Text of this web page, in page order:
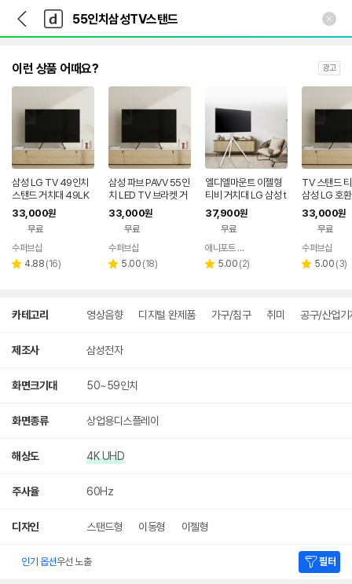
다
나
와
가
다
와
인
이런 상품 어때요? 광고
삼성 LG TV 49인치
스탠드 거치대 49LK
5700 49UM6900
49LB5550 49LB6
270 49UH6880 4
9UH93 호환제품 21
L
33,000원
무료
페이
수퍼브샵
별 4.88 리
(16)
삼성 파브 PAVV 55인
치 LED TV 브라켓 거
실장 스탠드 UN55C
9000SF UN55C70
00WF UN55C690
0VF UN55C6620U
F UN55C6500VF
호환제품
33,000원
무료
페이
수퍼브샵
별 5.00 리
(18)
엘디엘마운트 이젤형
티비 거치대 LG 삼성 t
v 호환 삼각 다리 받침
대 APL-TSE443W
37,900원
무료
애니포트 공식스토어
별 5.00 리
(2)
TV 스탠드
삼성 LG 호
다리 브라켓
6400
33,000원
무료
페
수퍼브샵
별 5.00 리
(3)
카테고리 영상음향 디지털 완제품 가구/침구 취미 공구/산업기
제조사 삼성전자
화면크기대 50~59인치
화면종류 상업용디스플레이
해상도 4K UHD
주사율 60Hz
디자인 스탠드형 이동형 이젤형
인기 옵션우선 노출 필터